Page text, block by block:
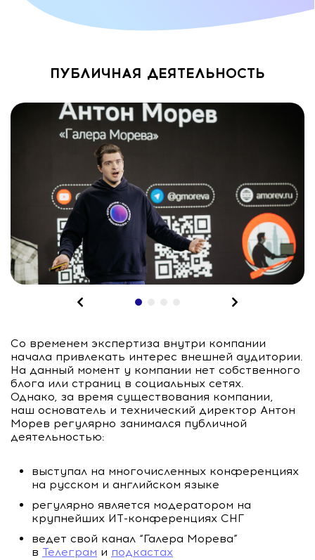
ПУБЛИЧНАЯ ДЕЯТЕЛЬНОСТЬ
Со временем экспертиза внутри компании
начала привлекать интерес внешней аудитории.
На данный момент у компании нет собственного
блога или страниц в социальных сетях.
Однако, за время существования компании,
наш основатель и технический директор Антон
Морев регулярно занимался публичной
деятельностью:
выступал на многочисленных конференциях
на русском и английском языке
регулярно является модератором на
крупнейших ИТ-конференциях СНГ
ведет свой канал “Галера Морева”
в Телеграм и подкастах